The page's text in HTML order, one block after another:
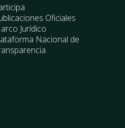
Oficiales
Jurídico
Nacional de